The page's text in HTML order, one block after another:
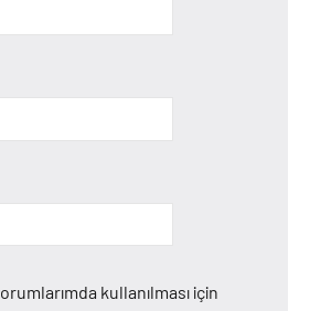
kullanılması için